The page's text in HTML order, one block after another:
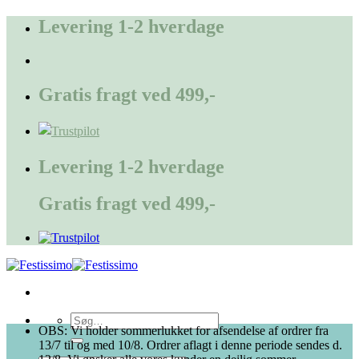
FortsætLevering 1-2 hverdage
Gratis fragt ved 499,-
Levering 1-2 hverdage
Gratis fragt ved 499,-
Søg
efter:
OBS: Vi holder sommerlukket for afsendelse af ordrer fra
13/7 til og med 10/8. Ordrer aflagt i denne periode sendes d.